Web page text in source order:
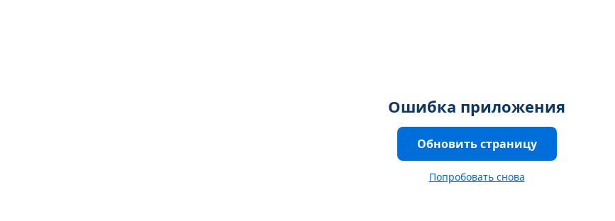
Ошибка приложения
Обновить страницу
Попробовать снова